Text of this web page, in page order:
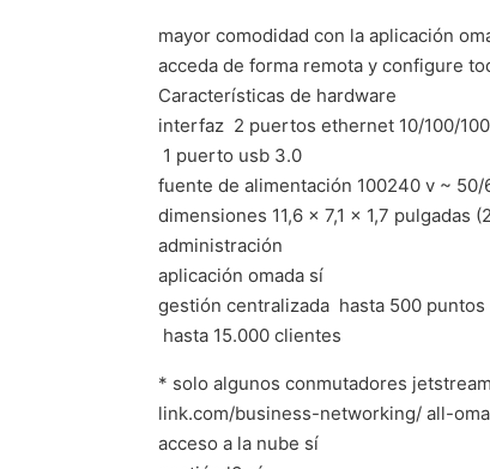
mayor comodidad con la aplicación
acceda de forma remota y configure
Características de hardware
interfaz  2 puertos ethernet 10/100/
 1 puerto usb 3.0
fuente de alimentación 100240 v ~ 50/
dimensiones 11,6 × 7,1 × 1,7 pulgadas
administración
aplicación omada sí
gestión centralizada  hasta 500
 hasta 15.000 clientes
* solo algunos conmutadores
link.com/business-networking/ all-
acceso a la nube sí